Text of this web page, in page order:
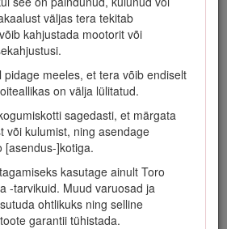
väljas tera tekitab
kahjustada mootorit või
pidage meeles, et tera võib endiselt
on välja lülitatud.
sagedasti, et märgata
või kulumist, ning asendage
[asendus-]kotiga.
kasutage ainult Toro
-tarvikuid. Muud varuosad ja
ohtlikuks ning selline
garantii tühistada.
hooldamist, puhastamist või
masin, eemaldage elektriline
akupakk masinast ja oodake
akupakk ja elektriline käivituslüliti
järelevalveta või enne tarvikute
masin töötab paremini ja
see oli ette nähtud.
oma tegevusi ja kasutage tervet
töötamisel. Ärge kasutage masinat
alkoholi ja ravimite mõju all.